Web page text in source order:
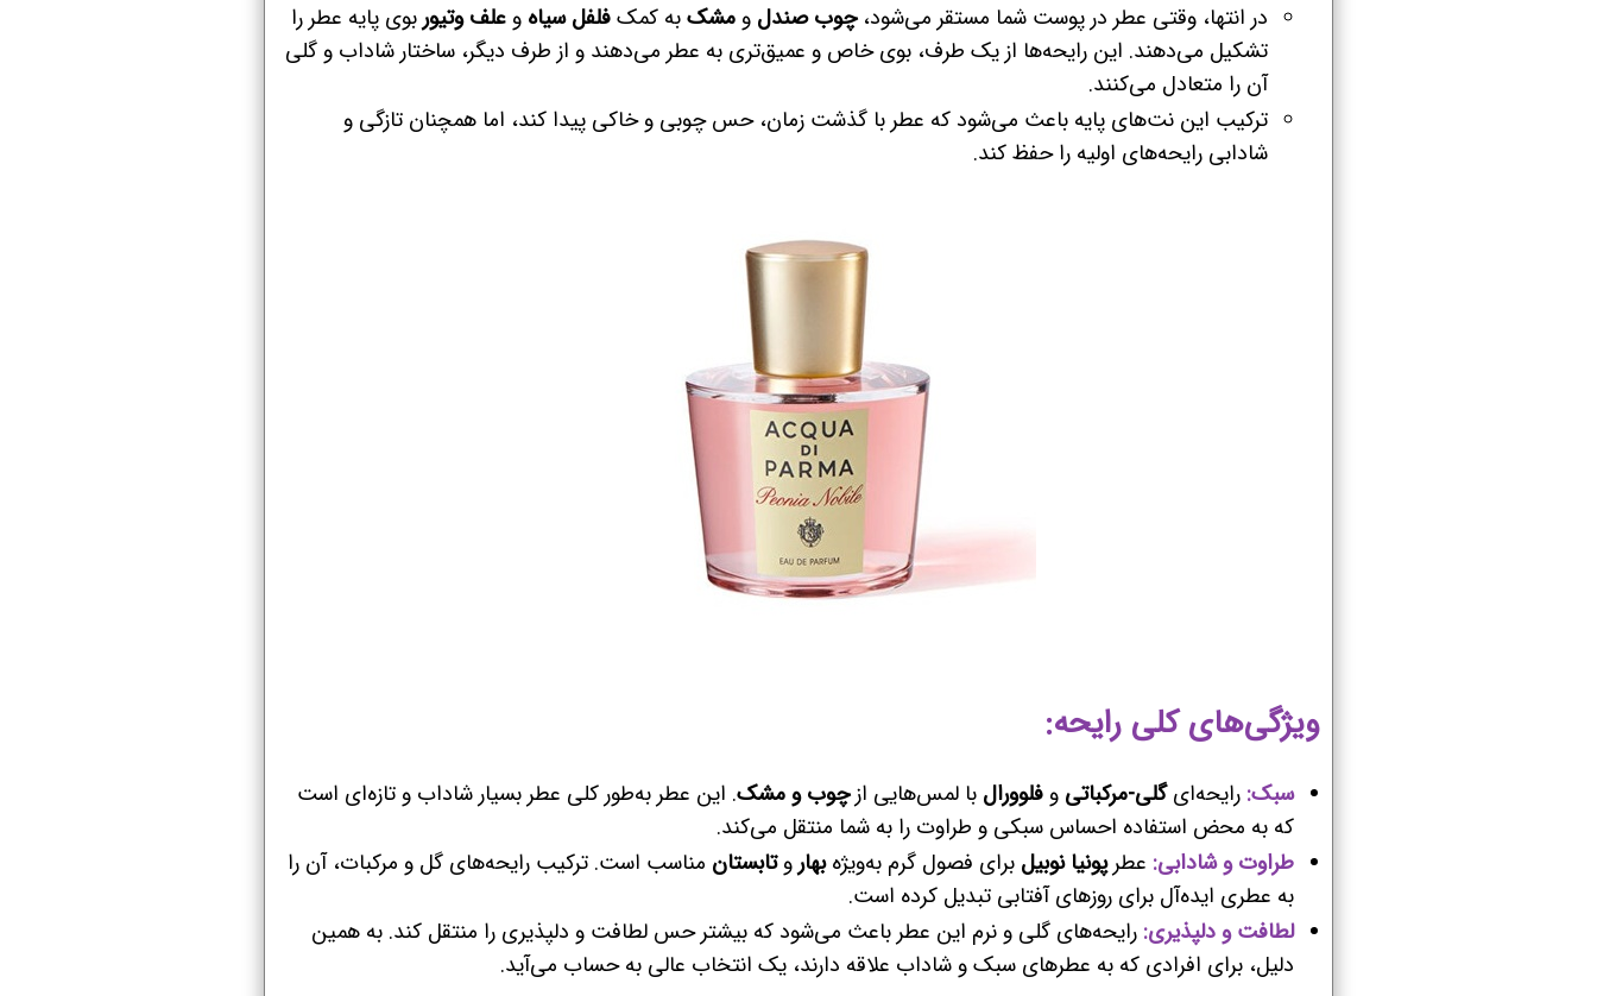
در انتها، وقتی عطر در پوست شما مستقر می‌شود،چوب صندل و مشکبه کمکفلفل سیاه و علف وتیوربوی پایه عطر را
تشکیل می‌دهند. این رایحه‌ها از یک طرف، بوی خاص و عمیق‌تری به عطر می‌دهند و از طرف دیگر، ساختار شاداب و گلی
آن را متعادل می‌کنند.
ترکیب این نت‌های پایه باعث می‌شود که عطر با گذشت زمان، حس چوبی و خاکی پیدا کند، اما همچنان تازگی و
شادابی رایحه‌های اولیه را حفظ کند.
ویژگی‌های کلی رایحه:
سبک: رایحه‌ایگلی-مرکباتی و فلوورال با لمس‌هایی ازچوب و مشک. این عطر به‌طور کلی عطر بسیار شاداب و تازه‌ای است
که به محض استفاده احساس سبکی و طراوت را به شما منتقل می‌کند.
طراوت و شادابی: عطرپونیا نوبیل برای فصول گرم به‌ویژهبهاروتابستان مناسب است. ترکیب رایحه‌های گل و مرکبات، آن را
به عطری ایده‌آل برای روزهای آفتابی تبدیل کرده است.
لطافت و دلپذیری: رایحه‌های گلی و نرم این عطر باعث می‌شود که بیشتر حس لطافت و دلپذیری را منتقل کند. به همین
دلیل، برای افرادی که به عطرهای سبک و شاداب علاقه دارند، یک انتخاب عالی به حساب می‌آید.